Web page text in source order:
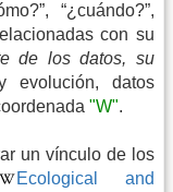
“¿cuándo?”,
con su
de los datos, su
evolución, datos
"W".
un vínculo de los
Ecological and